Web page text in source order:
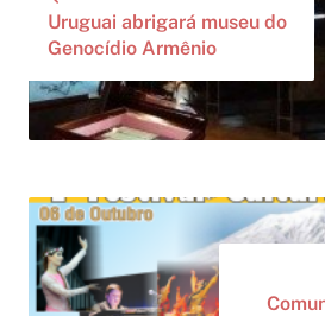
Uruguai abrigará museu do
Genocídio Armênio